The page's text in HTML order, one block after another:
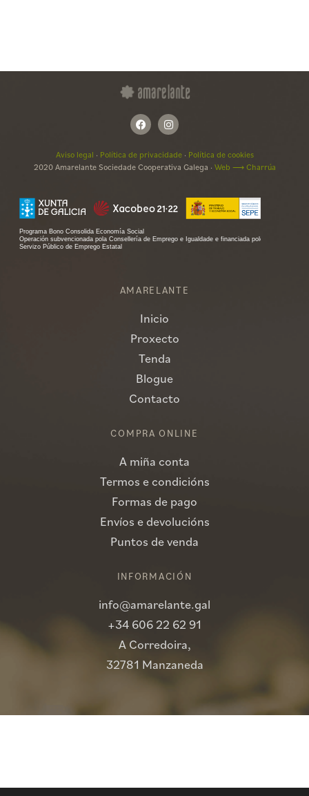
Aviso legal · Política de privacidade· Política de cookies
2020 Amarelante Sociedade Cooperativa Galega · Web ⟶ Charrúa
AMARELANTE
Inicio
Proxecto
Tenda
Blogue
Contacto
COMPRA ONLINE
A miña conta
Termos e condicións
Formas de pago
Envíos e devolucións
Puntos de venda
INFORMACIÓN
info@amarelante.gal
+34 606 22 62 91
A Corredoira,
32781 Manzaneda